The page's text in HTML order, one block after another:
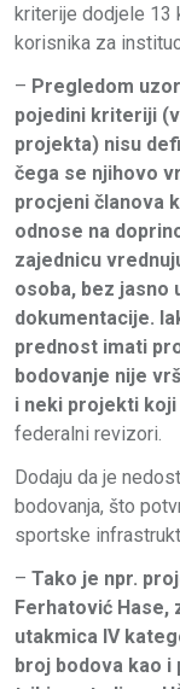
kriterije dodjele 13
korisnika za
– Pregledom
pojedini kriteriji
projekta) nisu
čega se njihovo
procjeni članova
odnose na
zajednicu
osoba, bez jasno
dokumentacije.
prednost imati
bodovanje nije
i neki projekti
federalni revizori.
Dodaju da je
bodovanja, što
sportske
– Tako je npr.
Ferhatović Hase,
utakmica IV
broj bodova kao